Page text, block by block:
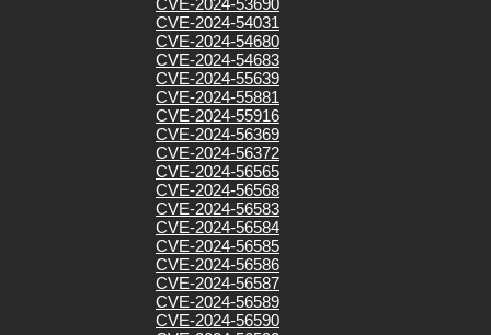
CVE-2024-53690
CVE-2024-54031
CVE-2024-54680
CVE-2024-54683
CVE-2024-55639
CVE-2024-55881
CVE-2024-55916
CVE-2024-56369
CVE-2024-56372
CVE-2024-56565
CVE-2024-56568
CVE-2024-56583
CVE-2024-56584
CVE-2024-56585
CVE-2024-56586
CVE-2024-56587
CVE-2024-56589
CVE-2024-56590